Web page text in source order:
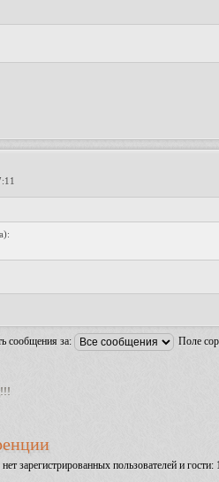
сообщения за: Поле
зарегистрированных пользователей и гости: